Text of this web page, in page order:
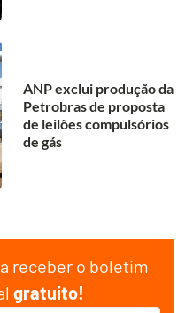
ANP exclui produção da
Petrobras de proposta
de leilões compulsórios
de gás
receber o boletim
gratuito!